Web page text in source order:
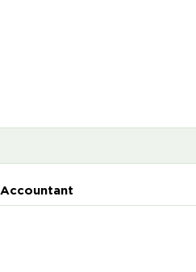
Accountant